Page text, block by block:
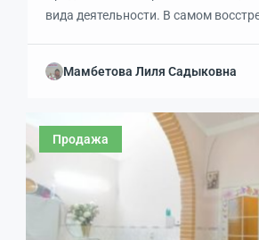
вида деятельности. В самом
Мамбетова Лиля Садыковна
Продажа